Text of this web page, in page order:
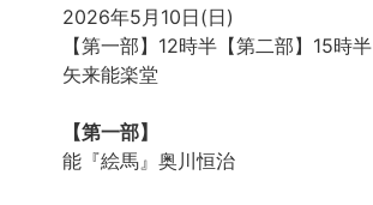
2026年5月10日(日)
【第一部】12時半【第二部】15時半
矢来能楽堂
【第一部】
能『絵馬』奥川恒治